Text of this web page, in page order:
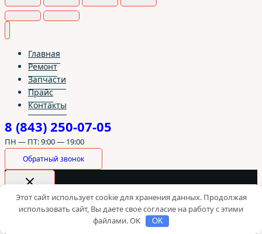
Главная
Ремонт
Запчасти
Прайс
Контакты
8 (843) 250-07-05
ПН — ПТ: 9:00 — 19:00
Обратный звонок
Искать: Поиск
Этот сайт использует cookie для хранения данных. Продолжая
использовать сайт, Вы даете свое согласие на работу с этими
файлами. OK
OK